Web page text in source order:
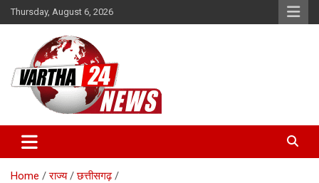
Skip
to
Thursday, August 6, 2026
Vartha 24
Home राज्य
छत्तीसगढ़